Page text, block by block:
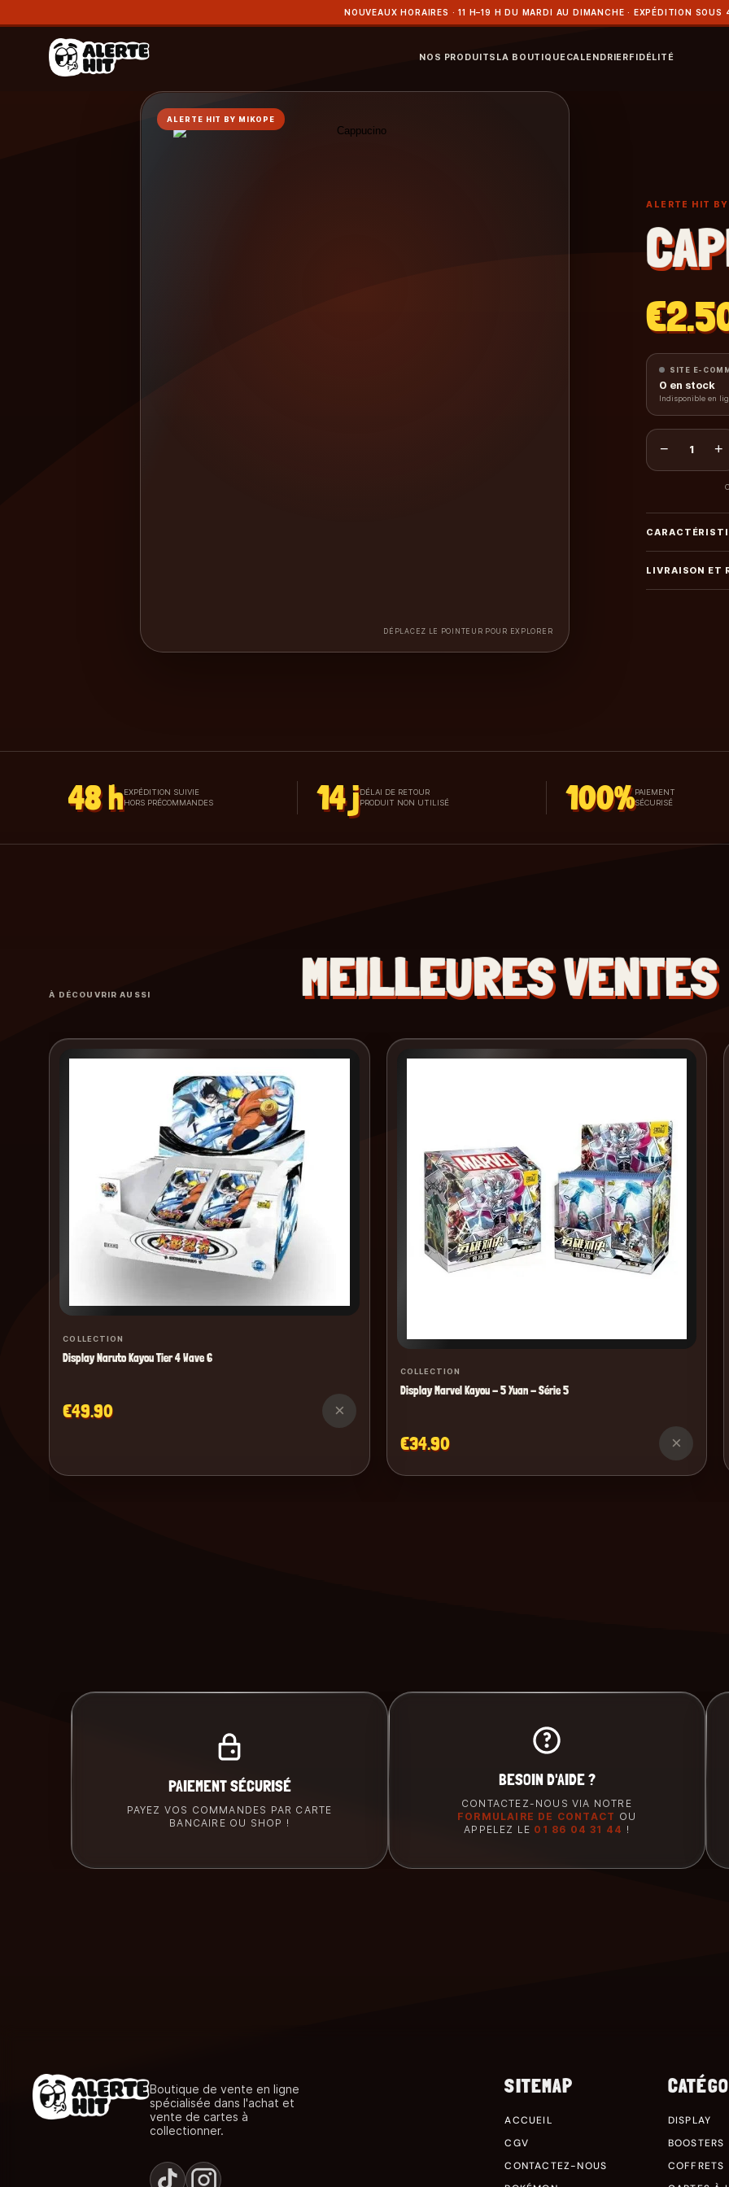
NOUVEAUX HORAIRES · 11 H–19 H DU MARDI AU DIMANCHE · EXPÉDITION SOUS
NOS PRODUITS LA BOUTIQUECALENDRIERFIDÉLITÉ
ALERTE HIT BY MIKOPE
DÉPLACEZ LE POINTEUR POUR EXPLORER
ALERTE HIT
SITE E-
0 en stock
Indisponible en
− 1 +
LIVRAISON ET
48 hEXPÉDITION SUIVIE
HORS PRÉCOMMANDES
14 jDÉLAI DE RETOUR
PRODUIT NON UTILISÉ
100%PAIEMENT
SÉCURISÉ
À DÉCOUVRIR AUSSI MEILLEURES VENTES
COLLECTION
Display Naruto Kayou Tier 4 Wave 6
€49.90 ×
COLLECTION
Display Marvel Kayou - 5 Yuan - Série 5
€34.90 ×
PAIEMENT SÉCURISÉ
PAYEZ VOS COMMANDES PAR CARTE
BANCAIRE OU SHOP !
BESOIN D'AIDE ?
CONTACTEZ-NOUS VIA NOTRE
FORMULAIRE DE CONTACT OU
APPELEZ LE 01 86 04 31 44 !
Boutique de vente en ligne
spécialisée dans l'achat et
vente de cartes à
collectionner.
SITEMAP
ACCUEIL
CGV
CONTACTEZ-NOUS
DISPLAY
BOOSTERS
COFFRETS